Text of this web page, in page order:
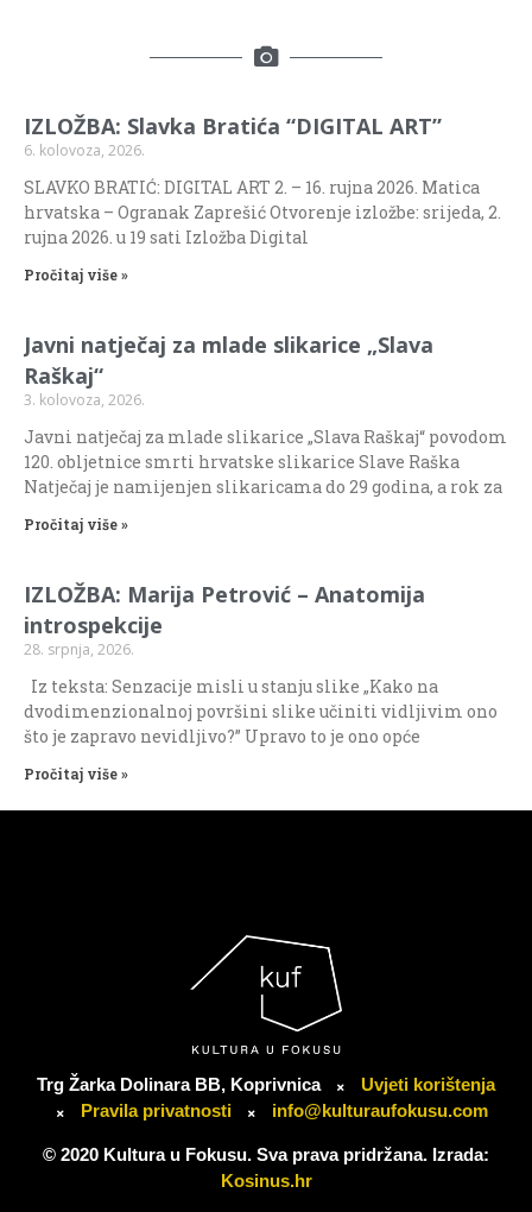
IZLOŽBA: Slavka Bratića “DIGITAL ART”
6. kolovoza, 2026.
SLAVKO BRATIĆ: DIGITAL ART 2. – 16. rujna 2026. Matica
hrvatska – Ogranak Zaprešić Otvorenje izložbe: srijeda, 2.
rujna 2026. u 19 sati Izložba Digital
Pročitaj više »
Javni natječaj za mlade slikarice „Slava
Raškaj“
3. kolovoza, 2026.
Javni natječaj za mlade slikarice „Slava Raškaj“ povodom
120. obljetnice smrti hrvatske slikarice Slave Raška
Natječaj je namijenjen slikaricama do 29 godina, a rok za
Pročitaj više »
IZLOŽBA: Marija Petrović – Anatomija
introspekcije
28. srpnja, 2026.
Iz teksta: Senzacije misli u stanju slike „Kako na
dvodimenzionalnoj površini slike učiniti vidljivim ono
što je zapravo nevidljivo?” Upravo to je ono opće
Pročitaj više »
Trg Žarka Dolinara BB, Koprivnica
Uvjeti korištenja
Pravila privatnosti
info@kulturaufokusu.com
© 2020 Kultura u Fokusu. Sva prava pridržana. Izrada:
Kosinus.hr